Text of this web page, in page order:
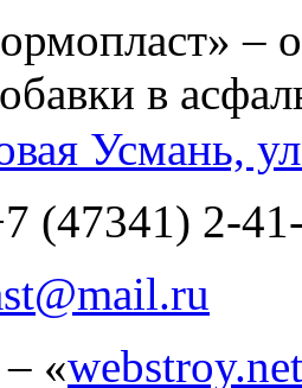
–
в
Усмань,
(47341) 2-
– «webstroy.net